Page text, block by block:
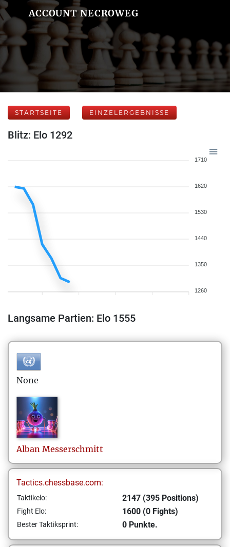
ACCOUNT NECROWEG
STARTSEITE EINZELERGEBNISSE
Blitz: Elo 1292
1710
1620
1530
1440
1350
1260
Langsame Partien: Elo 1555
None
Alban Messerschmitt
Tactics.chessbase.com:
Taktikelo: 2147 (395 Positions)
Fight Elo: 1600 (0 Fights)
Bester Taktiksprint: 0 Punkte.